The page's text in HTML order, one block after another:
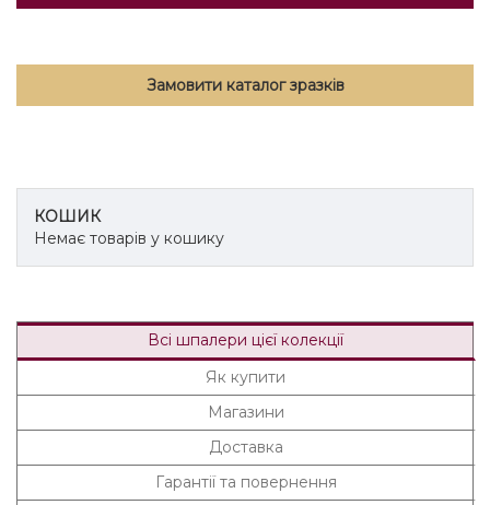
Замовити каталог зразків
КОШИК
Немає товарів у кошику
Всі шпалери цієї колекції
Як купити
Магазини
Доставка
Гарантії та повернення